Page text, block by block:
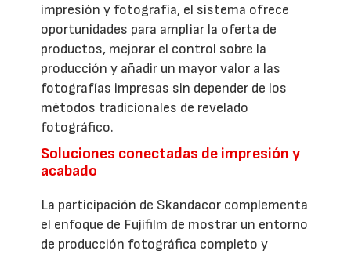
impresión y fotografía, el sistema ofrece
oportunidades para ampliar la oferta de
productos, mejorar el control sobre la
producción y añadir un mayor valor a las
fotografías impresas sin depender de los
métodos tradicionales de revelado
fotográfico.
Soluciones conectadas de impresión y
acabado
La participación de Skandacor complementa
el enfoque de Fujifilm de mostrar un entorno
de producción fotográfica completo y